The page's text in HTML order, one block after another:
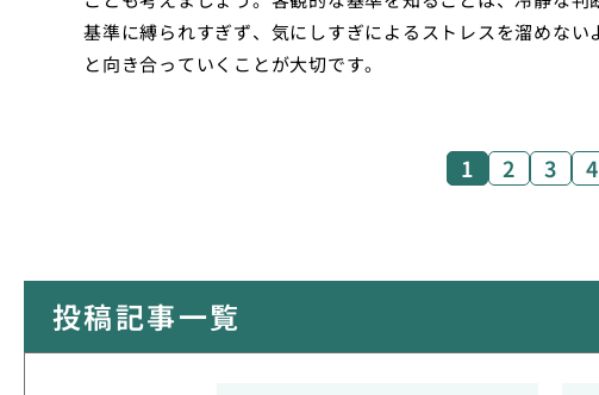
基準に縛られすぎず、気にしすぎによるストレスを溜めな
と向き合っていくことが大切です。
1 2 3 4
投稿記事一覧